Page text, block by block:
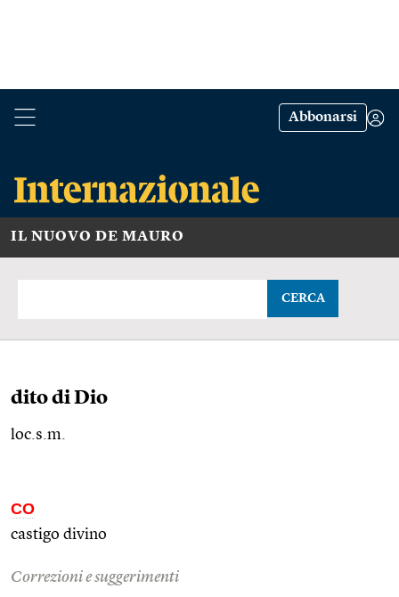
Abbonarsi
IL NUOVO DE MAURO
CERCA
dito di Dio
loc.s.m.
CO
castigo divino
Correzioni e suggerimenti